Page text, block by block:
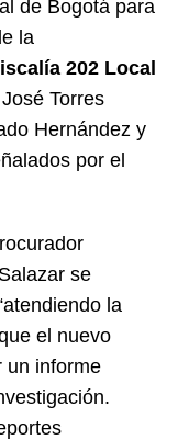
de Bogotá para
la
202 Local
Torres
Hernández y
por el
se
la
el nuevo
un informe